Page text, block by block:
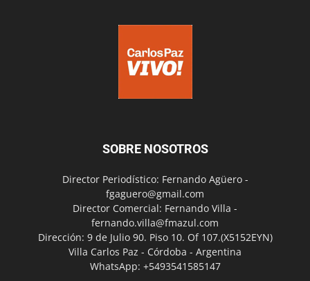
SOBRE NOSOTROS
Director Periodístico: Fernando Agüero -
fgaguero@gmail.com
Director Comercial: Fernando Villa -
fernando.villa@fmazul.com
Dirección: 9 de Julio 90. Piso 10. Of 107.(X5152EYN)
Villa Carlos Paz - Córdoba - Argentina
WhatsApp: +5493541585147